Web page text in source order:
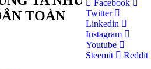
TOÀN
Facebook
Twitter
Linkedin
Instagram
Youtube
Steemit
Reddit